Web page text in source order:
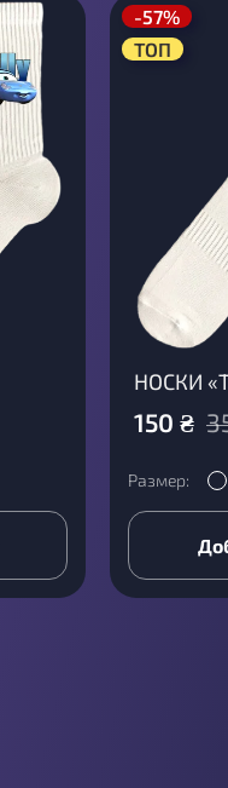
-57%
ТОП
НОСКИ
150 ₴
Размер: